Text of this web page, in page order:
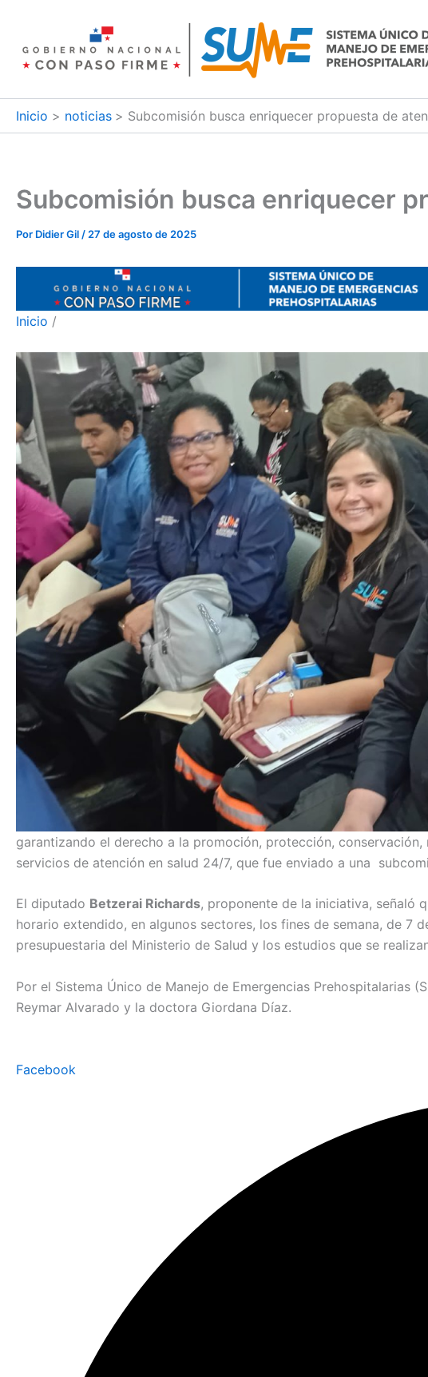
contenido
Inicio noticias Subcomisión busca enriquecer propuesta de
Subcomisión busca enriquecer
Por Didier Gil / 27 de agosto de 2025
Inicio /
garantizando el derecho a la promoción, protección,
servicios de atención en salud 24/7, que fue enviado a una
El diputado Betzerai Richards, proponente de la iniciativa, señaló
horario extendido, en algunos sectores, los fines de semana, de 7
presupuestaria del Ministerio de Salud y los estudios que se
Por el Sistema Único de Manejo de Emergencias Prehospitalarias
Reymar Alvarado y la doctora Giordana Díaz.
Facebook